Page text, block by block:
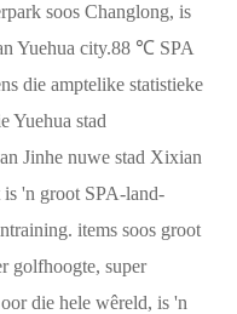
soos Changlong, is
Yuehua city.88 ℃ SPA
die amptelike statistieke
Yuehua stad
Jinhe nuwe stad Xixian
'n groot SPA-land-
items soos groot
golfhoogte, super
die hele wêreld, is 'n